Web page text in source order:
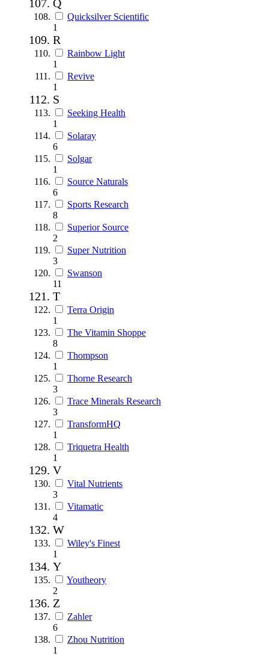
Q
Quicksilver Scientific
1
R
Rainbow Light
1
Revive
1
S
Seeking Health
1
Solaray
6
Solgar
1
Source Naturals
6
Sports Research
8
Superior Source
2
Super Nutrition
3
Swanson
11
T
Terra Origin
1
The Vitamin Shoppe
8
Thompson
1
Thorne Research
3
Trace Minerals Research
3
TransformHQ
1
Triquetra Health
1
V
Vital Nutrients
3
Vitamatic
4
W
Wiley's Finest
1
Y
Youtheory
2
Z
Zahler
6
Zhou Nutrition
1